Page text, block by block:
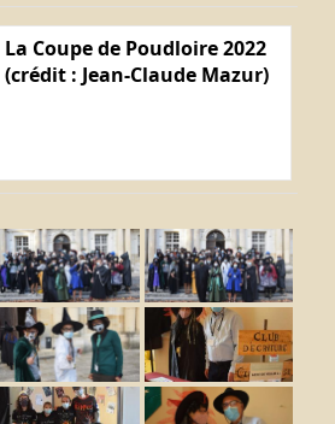
La Coupe de Poudloire 2022
(crédit : Jean-Claude Mazur)